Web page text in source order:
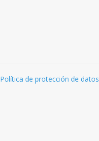
Política de protección de datos